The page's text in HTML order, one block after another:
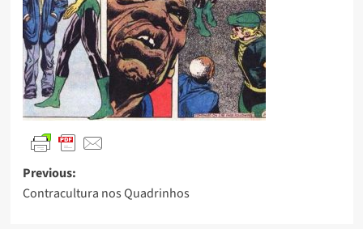
Previous:
Contracultura nos Quadrinhos